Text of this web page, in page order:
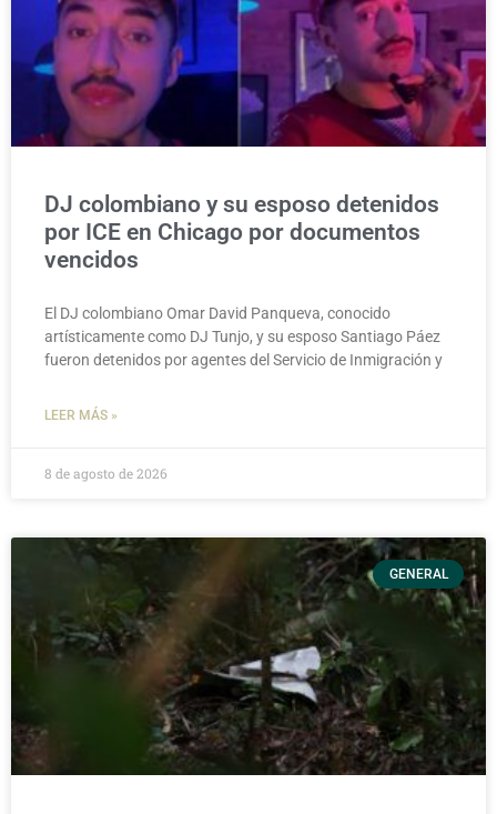
DJ colombiano y su esposo detenidos
por ICE en Chicago por documentos
vencidos
El DJ colombiano Omar David Panqueva, conocido
artísticamente como DJ Tunjo, y su esposo Santiago Páez
fueron detenidos por agentes del Servicio de Inmigración y
LEER MÁS »
8 de agosto de 2026
GENERAL